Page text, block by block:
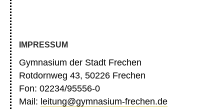
IMPRESSUM
Gymnasium der Stadt Frechen
Rotdornweg 43, 50226 Frechen
Fon: 02234/95556-0
Mail: leitung@gymnasium-frechen.de